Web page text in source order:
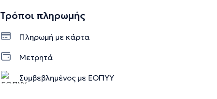
Τρόποι πληρωμής
Πληρωμή με κάρτα
Μετρητά
Συμβεβλημένος με ΕΟΠΥΥ